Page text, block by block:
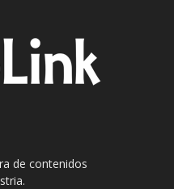
de contenidos